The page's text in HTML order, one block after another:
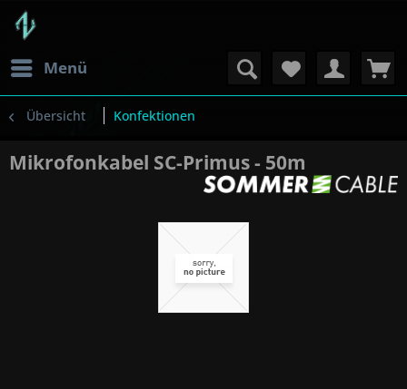
Menü
Übersicht Konfektionen
Mikrofonkabel SC-Primus - 50m